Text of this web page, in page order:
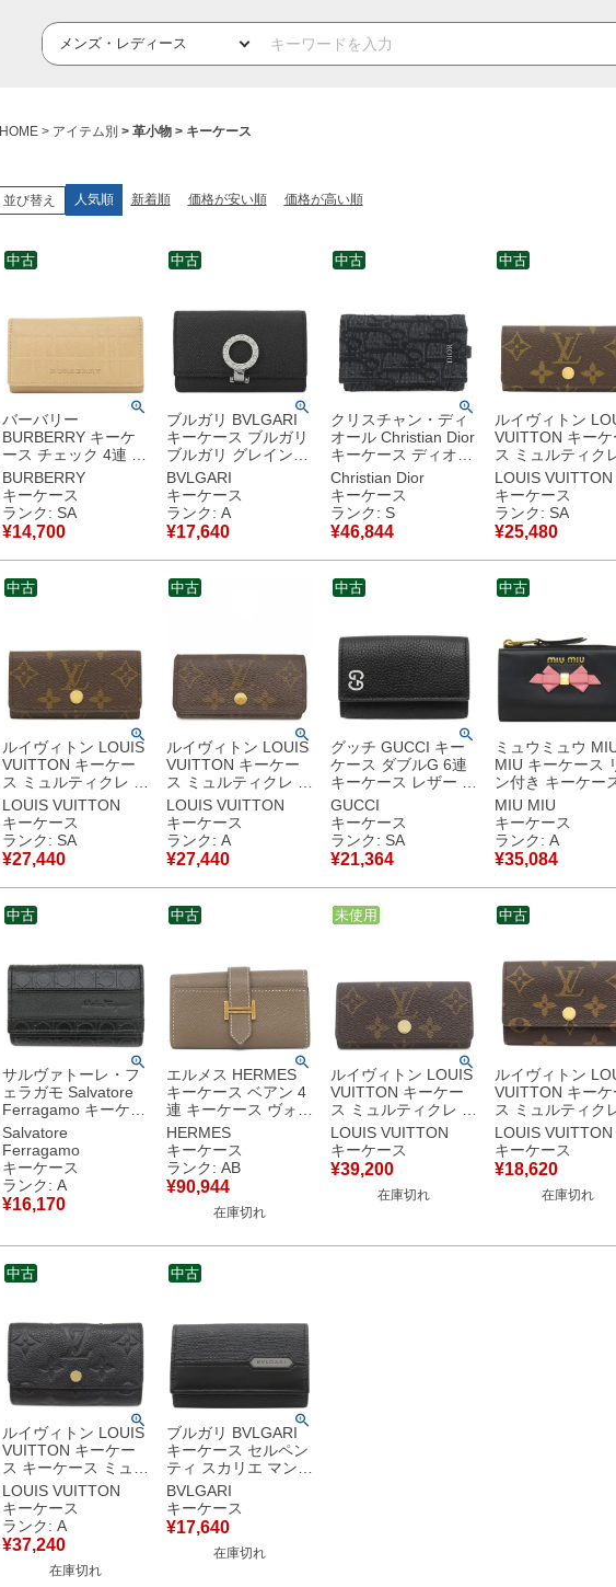
HOME アイテム別 革小物 キーケース
並び替え 人気順 新着順 価格が安い順 価格が高い順
バーバリー
BURBERRY キーケ
ース チェック 4連 キ
ーケース レザー ベー
ジュ シルバー金具 4
本 鍵入れ 【中古】新
品同様品
BURBERRY
キーケース
ランク: SA
¥14,700
中古
ブルガリ BVLGARI
キーケース ブルガリ
ブルガリ グレインレ
ザー ブラック シルバ
ー金具 黒 6連 6本
30422 【箱】 【中
古】中古美品
BVLGARI
キーケース
ランク: A
¥17,640
中古
クリスチャン・ディ
オール Christian Dior
キーケース ディオー
ル オブリーク ジャカ
ード コットンキャン
バス カーフ ブラック
ガンメタル金具 6連
6本
2ESKH281YSE_H03
E 【箱】 【中古】未
使用保管品
Christian Dior
キーケース
ランク: S
¥46,844
中古
ルイヴィトン
VUITTON キーケ
ス ミュルティク
モノグラムキャン
ス モノグラム ゴ
ド金具 鍵入れ 4連
本 M69517 FL0065
【中古】新品同様
LOUIS VUITTON
キーケース
ランク: SA
¥25,480
中古
ルイヴィトン LOUIS
VUITTON キーケー
ス ミュルティクレ 4
モノグラムキャンバ
ス モノグラム ゴール
ド金具 鍵入れ 4連 4
本 M69517 RFID
【箱】 【中古】新品
同様品
LOUIS VUITTON
キーケース
ランク: SA
¥27,440
中古
ルイヴィトン LOUIS
VUITTON キーケー
ス ミュルティクレ 4
モノグラムキャンバ
ス モノグラム ゴール
ド金具 鍵入れ 4連 4
本 M69517 RFID
【箱】 【中古】中古
美品
LOUIS VUITTON
キーケース
ランク: A
¥27,440
中古
グッチ GUCCI キー
ケース ダブルG 6連
キーケース レザー ブ
ラック シルバー金具
6連 6本 キーリング
付き 黒 473924
【箱】 【中古】新品
同様品
GUCCI
キーケース
ランク: SA
¥21,364
中古
ミュウミュウ
MIU キーケース
ン付き キーケー
ーフ ブラック ゴ
ド金具 黒 ピンク
銭入れ 2B61 【中
古】中古美品
MIU MIU
キーケース
ランク: A
¥35,084
中古
サルヴァトーレ・フ
ェラガモ Salvatore
Ferragamo キーケー
ス ガンチーニ 6本 6
連 レザー ブラック
シルバー金具 黒 鍵入
れ キーリング フラッ
プ式 型押し 【箱】
【中古】中古美品
Salvatore
Ferragamo
キーケース
ランク: A
¥16,170
中古
エルメス HERMES
キーケース ベアン 4
連 キーケース ヴォー
エプソン エトゥープ
ゴールド金具 グレー
ジュ 4本 C 【中古】
中古品
HERMES
キーケース
ランク: AB
¥90,944
在庫切れ
中古
ルイヴィトン LOUIS
VUITTON キーケー
ス ミュルティクレ 4
モノグラムキャンバ
ス モノグラム×スカ
イブルー ゴールド金
具 新品 未使用 4連 4
本 日本限定 水色
LOUIS VUITTON
キーケース
¥39,200
在庫切れ
中古
未使用
ルイヴィトン
VUITTON キーケ
ス ミュルティクレ
モノグラムキャン
ス モノグラム ゴ
ド金具 茶 6連 6本
ニシャル入り
M62630 RFID 【
LOUIS VUITTON
キーケース
¥18,620
在庫切れ
中古
ルイヴィトン LOUIS
VUITTON キーケー
ス キーケース ミュル
ティクレ 6 モノグラ
ムアンプラント モノ
グラムアンプラント
ゴールド金具 6連 6
本 鍵入れ M64421
RFID 【箱】 【中
LOUIS VUITTON
キーケース
ランク: A
¥37,240
在庫切れ
中古
ブルガリ BVLGARI
キーケース セルペン
ティ スカリエ マン
レザー ブラック シル
バー金具 6連 6本 キ
ーリング付き 黒 【中
古】
BVLGARI
キーケース
¥17,640
在庫切れ
中古